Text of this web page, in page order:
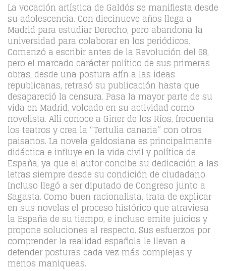
La vocación artística de Galdós se manifiesta desde
su adolescencia. Con diecinueve años llega a
Madrid para estudiar Derecho, pero abandona la
universidad para colaborar en los periódicos.
Comenzó a escribir antes de la Revolución del 68,
pero el marcado carácter político de sus primeras
obras, desde una postura afín a las ideas
republicanas, retrasó su publicación hasta que
desapareció la censura. Pasa la mayor parte de su
vida en Madrid, volcado en su actividad como
novelista. Allí conoce a Giner de los Ríos, frecuenta
los teatros y crea la “Tertulia canaria” con otros
paisanos. La novela galdosiana es principalmente
didáctica e influye en la vida civil y política de
España, ya que el autor concibe su dedicación a las
letras siempre desde su condición de ciudadano.
Incluso llegó a ser diputado de Congreso junto a
Sagasta. Como buen racionalista, trata de explicar
en sus novelas el proceso histórico que atraviesa
la España de su tiempo, e incluso emite juicios y
propone soluciones al respecto. Sus esfuerzos por
comprender la realidad española le llevan a
defender posturas cada vez más complejas y
menos maniqueas.